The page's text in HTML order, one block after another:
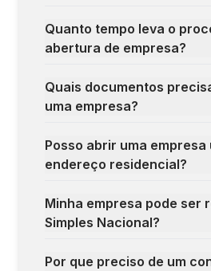
Quanto tempo leva o
abertura de empresa?
Quais documentos
uma empresa?
Posso abrir uma empresa
endereço residencial?
Minha empresa pode ser
Simples Nacional?
Por que preciso de um